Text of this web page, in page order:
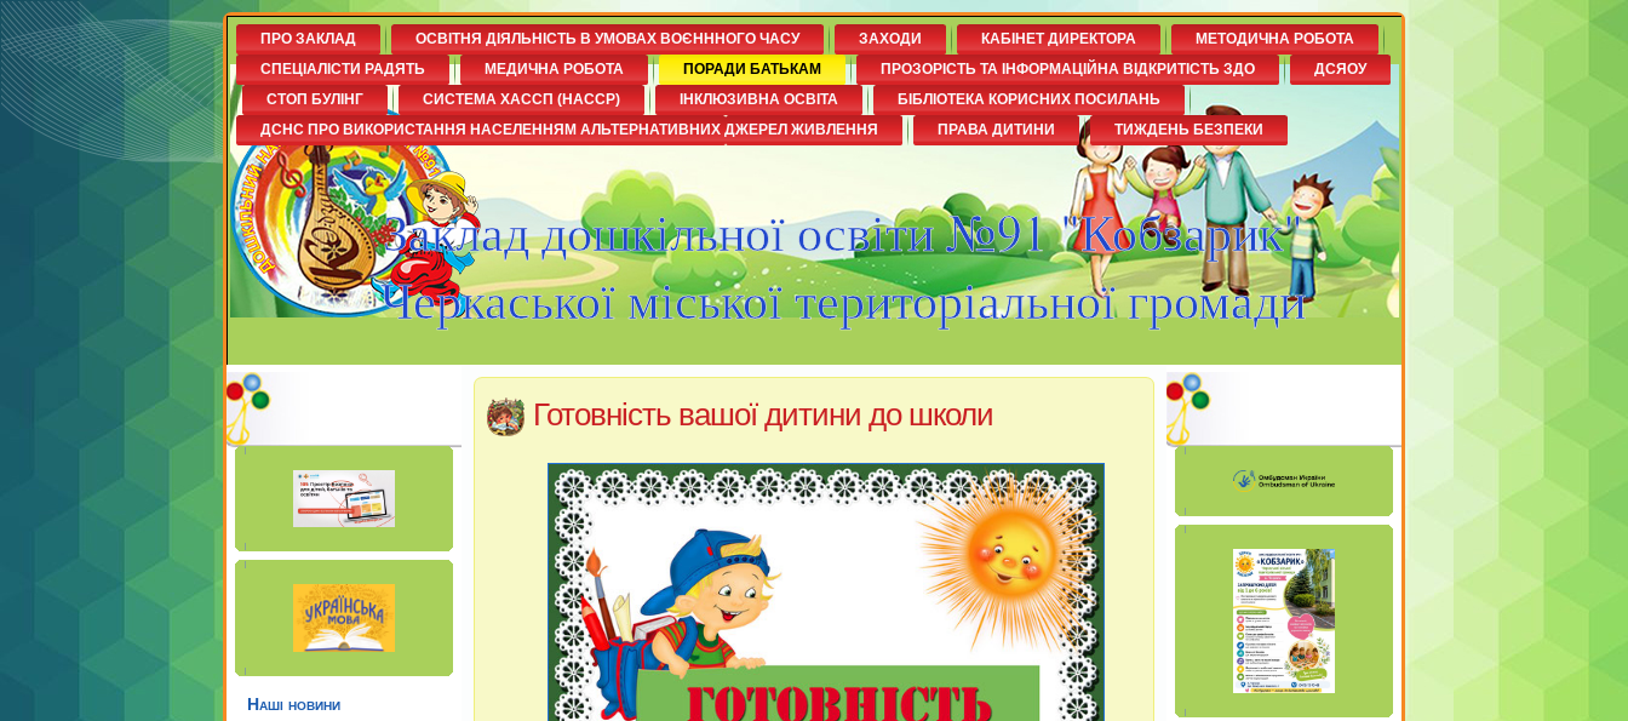
Заклад дошкільної освіти №91 "Кобзарик"
Черкаської міської територіальної громади
ПРО ЗАКЛАД ОСВІТНЯ ДІЯЛЬНІСТЬ В УМОВАХ ВОЄНННОГО ЧАСУ ЗАХОДИ КАБІНЕТ ДИРЕКТОРА
МЕТОДИЧНА РОБОТА
СПЕЦІАЛІСТИ РАДЯТЬ
МЕДИЧНА РОБОТА ПОРАДИ БАТЬКАМ ПРОЗОРІСТЬ ТА ІНФОРМАЦІЙНА ВІДКРИТІСТЬ ЗДО
ДСЯОУ
СТОП БУЛІНГ
СИСТЕМА ХАССП (НАССР) ІНКЛЮЗИВНА ОСВІТА
БІБЛІОТЕКА КОРИСНИХ ПОСИЛАНЬ
ДСНС ПРО ВИКОРИСТАННЯ НАСЕЛЕННЯМ АЛЬТЕРНАТИВНИХ ДЖЕРЕЛ ЖИВЛЕННЯ
ПРАВА ДИТИНИ ТИЖДЕНЬ БЕЗПЕКИ
Наші новини
Готовність вашої дитини до школи